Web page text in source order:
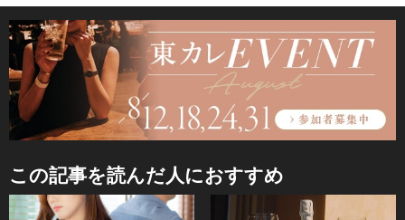
この記事を読んだ人におすすめ